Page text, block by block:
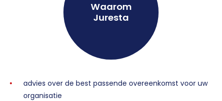
Waarom
Juresta
advies over de best passende overeenkomst voor uw
organisatie